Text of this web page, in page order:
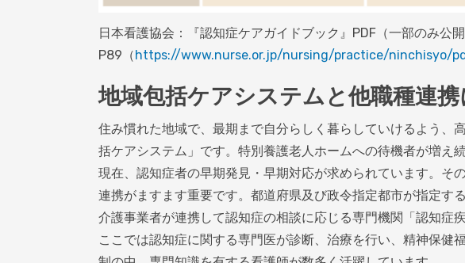
日本看護協会：『認知症ケアガイドブック』PDF（一部のみ公開
P89（https://www.nurse.or.jp/nursing/practice/ninchisyo/
地域包括ケアシステムと他職種連
住み慣れた地域で、最期まで自分らしく暮らしていけるよう、
括ケアシステム」です。特別養護老人ホームへの待機者が増え
現在、認知症者の早期発見・早期対応が求められています。そ
連携がますます重要です。都道府県及び政令指定都市が指定す
介護事業者が連携して認知症の相談に応じる専門機関「認知症
ここでは認知症に関する専門医が診断、治療を行い、精神保健